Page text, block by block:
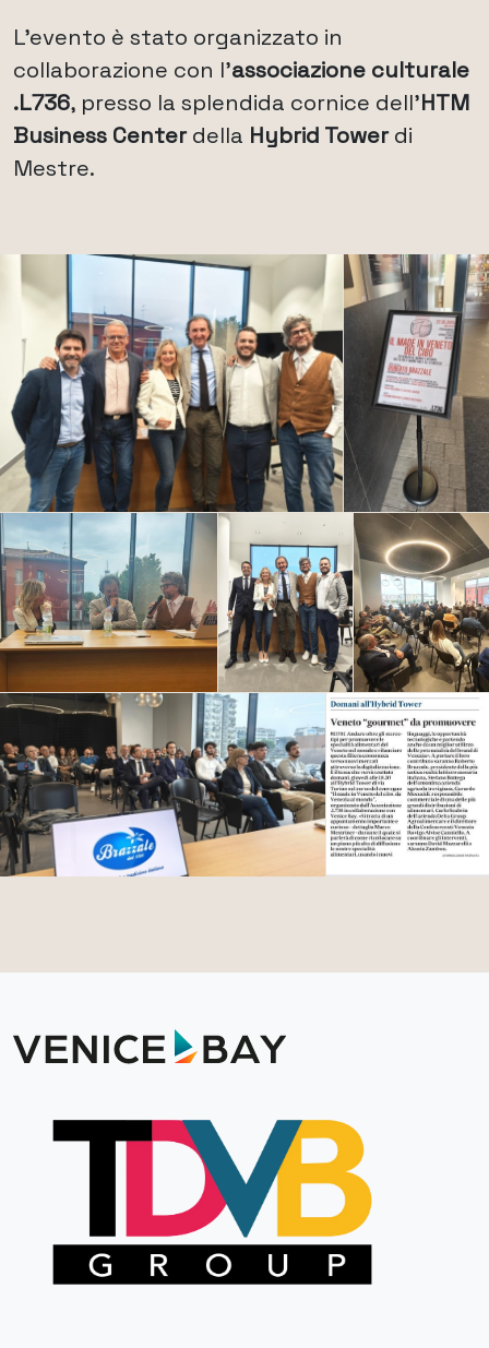
L'evento è stato organizzato in
collaborazione con l'associazione culturale
.L736, presso la splendida cornice dell'HTM
Business Centerdella Hybrid Towerdi
Mestre.